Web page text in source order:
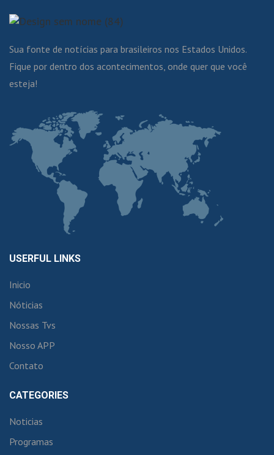
Sua fonte de notícias para brasileiros nos Estados Unidos.
Fique por dentro dos acontecimentos, onde quer que você
esteja!
USERFUL LINKS
Inicio
Nóticias
Nossas Tvs
Nosso APP
Contato
CATEGORIES
Noticias
Programas